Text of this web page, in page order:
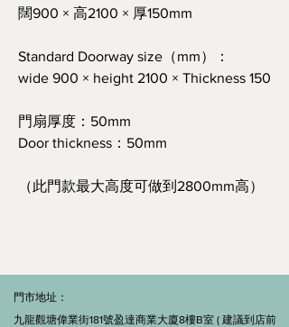
闊900 × 高2100 × 厚150mm
Standard Doorway size（mm）：
wide 900 × height 2100 × Thickness 150
門扇厚度：50mm
Door thickness：50mm
（此門款最大高度可做到2800mm高）
門市地址：
九龍觀塘偉業街181號盈達商業大廈8樓B室 ( 建議到店前